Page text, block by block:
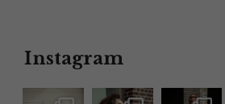
Instagram